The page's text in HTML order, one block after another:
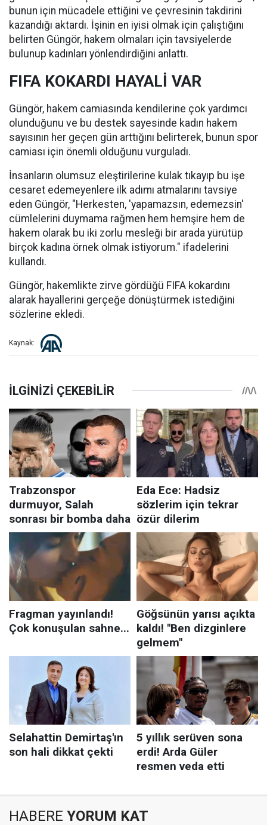
bunun için mücadele ettiğini ve çevresinin takdirini
kazandığı aktardı. İşinin en iyisi olmak için çalıştığını
belirten Güngör, hakem olmaları için tavsiyelerde
bulunup kadınları yönlendirdiğini anlattı.
FIFA KOKARDI HAYALİ VAR
Güngör, hakem camiasında kendilerine çok yardımcı
olunduğunu ve bu destek sayesinde kadın hakem
sayısının her geçen gün arttığını belirterek, bunun spor
camiası için önemli olduğunu vurguladı.
İnsanların olumsuz eleştirilerine kulak tıkayıp bu işe
cesaret edemeyenlere ilk adımı atmalarını tavsiye
eden Güngör, "Herkesten, 'yapamazsın, edemezsin'
cümlelerini duymama rağmen hem hemşire hem de
hakem olarak bu iki zorlu mesleği bir arada yürütüp
birçok kadına örnek olmak istiyorum." ifadelerini
kullandı.
Güngör, hakemlikte zirve gördüğü FIFA kokardını
alarak hayallerini gerçeğe dönüştürmek istediğini
sözlerine ekledi.
Kaynak:
HABERE YORUM KAT